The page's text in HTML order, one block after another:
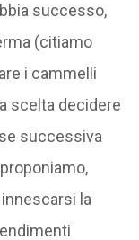
successo,
(citiamo
i cammelli
scelta decidere
successiva
la